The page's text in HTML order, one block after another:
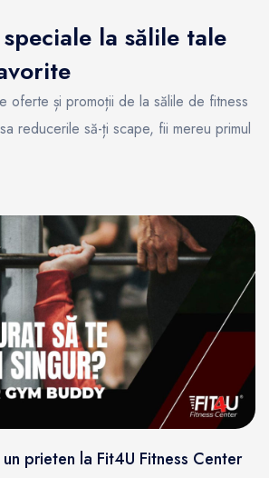
la sălile tale
oferte și promoții de la sălile de fitness
reducerile să-ți scape, fii mereu primul
prieten la Fit4U Fitness Center